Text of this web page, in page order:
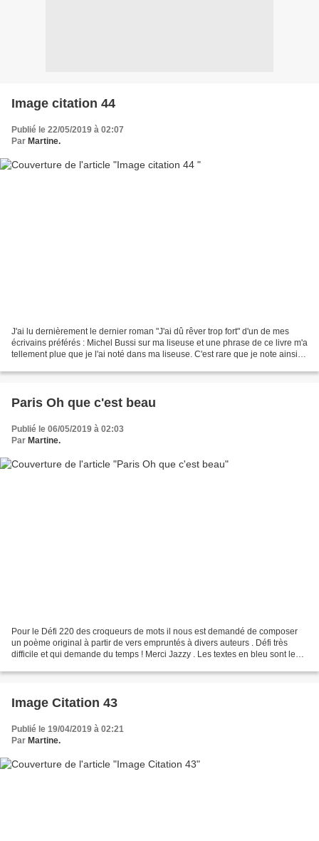
Image citation 44
Publié le 22/05/2019 à 02:07
Par Martine.
J'ai lu dernièrement le dernier roman "J'ai dû rêver trop fort" d'un de mes
écrivains préférés : Michel Bussi sur ma liseuse et une phrase de ce livre m'a
tellement plue que je l'ai noté dans ma liseuse. C'est rare que je note ainsi
Paris Oh que c'est beau
Publié le 06/05/2019 à 02:03
Par Martine.
Pour le Défi 220 des croqueurs de mots il nous est demandé de composer
un poème original à partir de vers empruntés à divers auteurs . Défi très
difficile et qui demande du temps ! Merci Jazzy . Les textes en bleu sont les
Image Citation 43
Publié le 19/04/2019 à 02:21
Par Martine.